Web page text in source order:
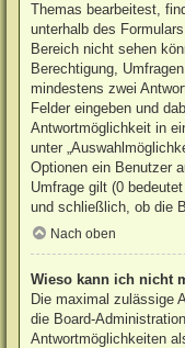
Themas bearbeitest,
unterhalb des
Bereich nicht sehen
Berechtigung,
mindestens zwei
Felder eingeben und
Antwortmöglichkeit in
unter
Optionen ein Benutzer
Umfrage gilt (0
und schließlich, ob die
Nach oben
Wieso kann ich nicht
Die maximal zulässige
die Board-
Antwortmöglichkeiten